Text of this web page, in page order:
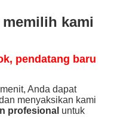
kami
pendatang baru
Anda dapat
menyaksikan kami
profesional untuk